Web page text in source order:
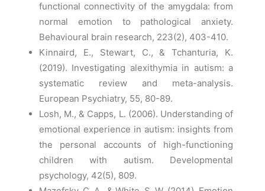
functional connectivity of the amygdala: from
normal emotion to pathological anxiety.
Behavioural brain research, 223(2), 403-410.
Kinnaird, E., Stewart, C., & Tchanturia, K.
(2019). Investigating alexithymia in autism: a
systematic review and meta-analysis.
European Psychiatry, 55, 80-89.
Losh, M., & Capps, L. (2006). Understanding of
emotional experience in autism: insights from
the personal accounts of high-functioning
children with autism. Developmental
psychology, 42(5), 809.